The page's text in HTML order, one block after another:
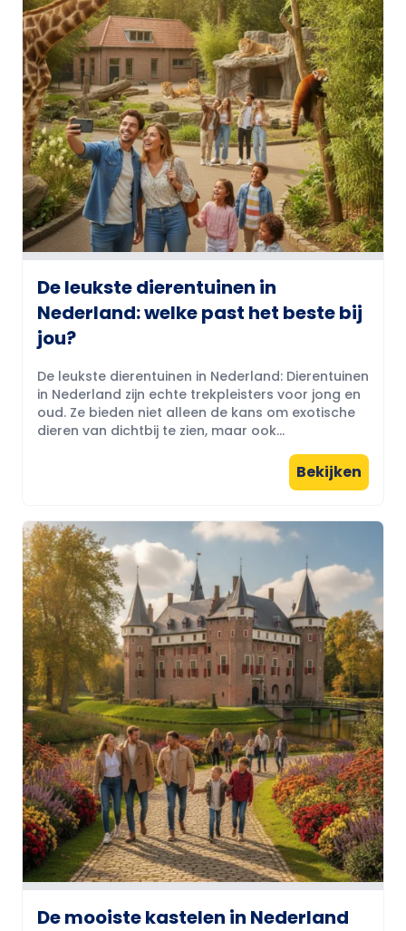
De leukste dierentuinen in
Nederland: welke past het beste bij
jou?
De leukste dierentuinen in Nederland: Dierentuinen
in Nederland zijn echte trekpleisters voor jong en
oud. Ze bieden niet alleen de kans om exotische
dieren van dichtbij te zien, maar ook...
Bekijken
De mooiste kastelen in Nederland